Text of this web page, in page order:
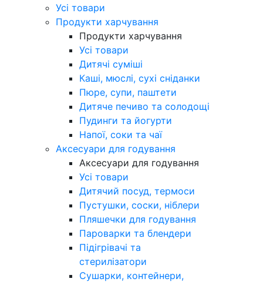
Усі товари
Продукти харчування
Продукти харчування
Усі товари
Дитячі суміші
Каші, мюслі, сухі сніданки
Пюре, супи, паштети
Дитяче печиво та солодощі
Пудинги та йогурти
Напої, соки та чаї
Аксесуари для годування
Аксесуари для годування
Усі товари
Дитячий посуд, термоси
Пустушки, соски, ніблери
Пляшечки для годування
Пароварки та блендери
Підігрівачі та
стерилізатори
Сушарки, контейнери,